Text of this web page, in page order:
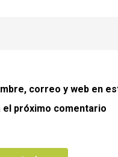
correo y web en
el próximo comentario